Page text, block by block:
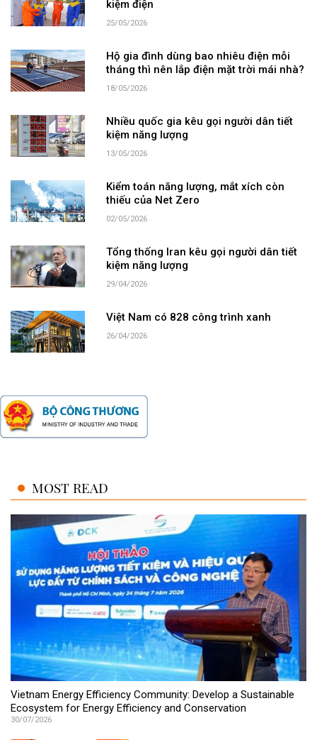
kiệm điện
25/05/2026
Hộ gia đình dùng bao nhiêu điện mỗi
tháng thì nên lắp điện mặt trời mái nhà?
18/05/2026
Nhiều quốc gia kêu gọi người dân tiết
kiệm năng lượng
13/05/2026
Kiểm toán năng lượng, mắt xích còn
thiếu của Net Zero
02/05/2026
Tổng thống Iran kêu gọi người dân tiết
kiệm năng lượng
29/04/2026
Việt Nam có 828 công trình xanh
26/04/2026
MOST READ
Vietnam Energy Efficiency Community: Develop a Sustainable
Ecosystem for Energy Efficiency and Conservation
30/07/2026